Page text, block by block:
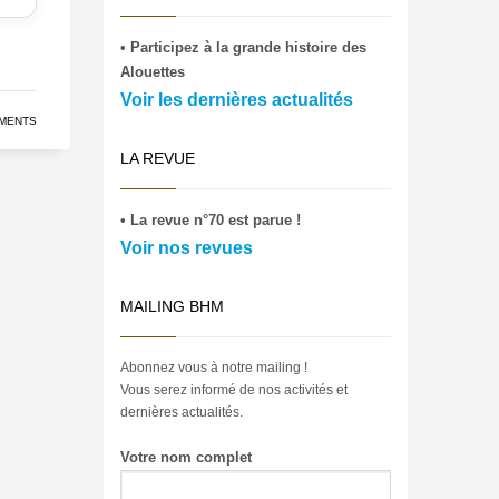
• Participez à la grande histoire des
Alouettes
Voir les dernières actualités
LA REVUE
• La revue n°70 est parue !
Voir nos revues
MAILING BHM
Abonnez vous à notre mailing !
Vous serez informé de nos activités et
dernières actualités.
Votre nom complet